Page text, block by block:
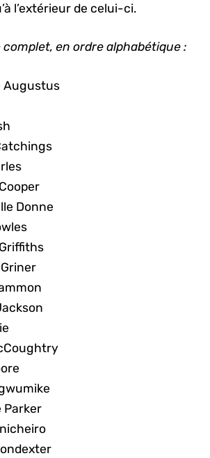
l’extérieur de celui-ci.
complet, en ordre alphabétique :
Augustus
Donne
Parker